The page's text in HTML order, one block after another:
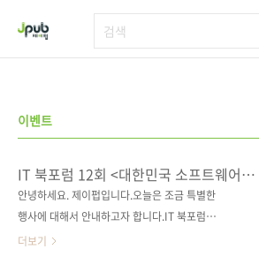
이벤트
IT 북포럼 12회 <대한민국 소프트웨어
성공 방정식> 김재호 저자
안녕하세요. 제이펍입니다.오늘은 조금 특별한
행사에 대해서 안내하고자 합니다.IT 북포럼이
라는 행사인데 앞으로 저희 제이펍도 지속해서
더보기